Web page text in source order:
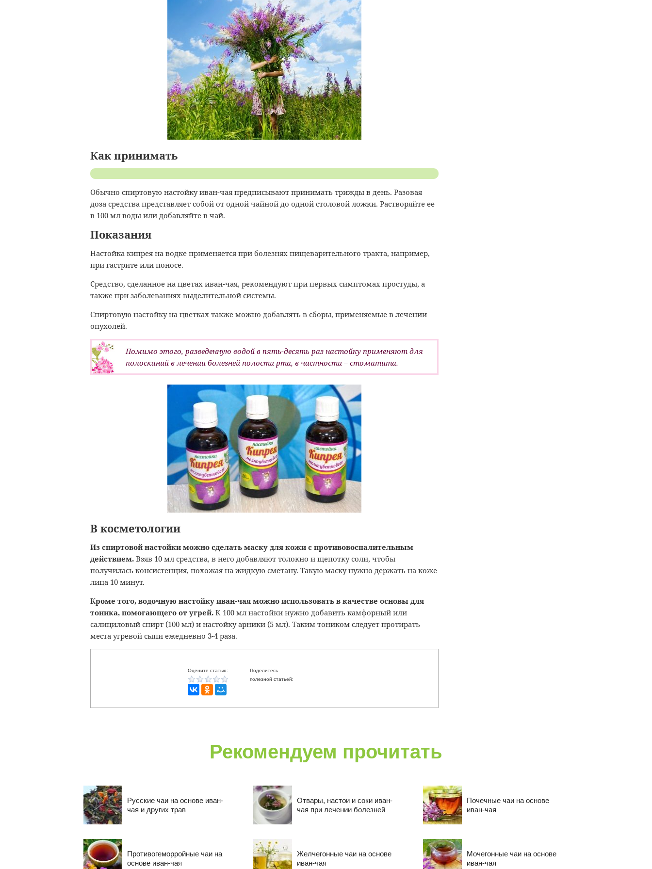
Как принимать
Обычно спиртовую настойку иван-чая предписывают принимать трижды в день. Разовая
доза средства представляет собой от одной чайной до одной столовой ложки. Растворяйте ее
в 100 мл воды или добавляйте в чай.
Показания
Настойка кипрея на водке применяется при болезнях пищеварительного тракта, например,
при гастрите или поносе.
Средство, сделанное на цветах иван-чая, рекомендуют при первых симптомах простуды, а
также при заболеваниях выделительной системы.
Спиртовую настойку на цветках также можно добавлять в сборы, применяемые в лечении
опухолей.
Помимо этого, разведенную водой в пять-десять раз настойку применяют для
полосканий в лечении болезней полости рта, в частности – стоматита.
В косметологии
Из спиртовой настойки можно сделать маску для кожи с противовоспалительным
действием. Взяв 10 мл средства, в него добавляют толокно и щепотку соли, чтобы
получилась консистенция, похожая на жидкую сметану. Такую маску нужно держать на коже
лица 10 минут.
Кроме того, водочную настойку иван-чая можно использовать в качестве основы для
тоника, помогающего от угрей. К 100 мл настойки нужно добавить камфорный или
салициловый спирт (100 мл) и настойку арники (5 мл). Таким тоником следует протирать
места угревой сыпи ежедневно 3-4 раза.
Оцените статью:
Поделитесь
полезной статьей:
Рекомендуем прочитать
Русские чаи на основе иван-
чая и других трав
Отвары, настои и соки иван-
чая при лечении болезней
Почечные чаи на основе
иван-чая
Противогеморройные чаи на
основе иван-чая
Желчегонные чаи на основе
иван-чая
Мочегонные чаи на основе
иван-чая